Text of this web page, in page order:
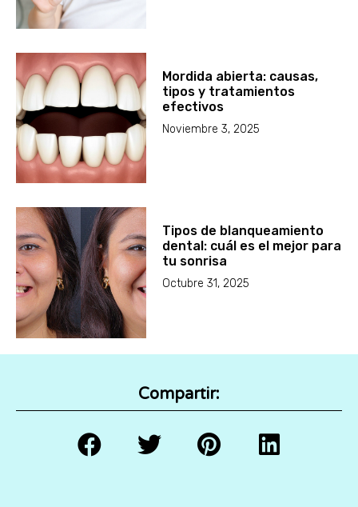
Mordida abierta: causas,
tipos y tratamientos
efectivos
Noviembre 3, 2025
Tipos de blanqueamiento
dental: cuál es el mejor para
tu sonrisa
Octubre 31, 2025
Compartir: